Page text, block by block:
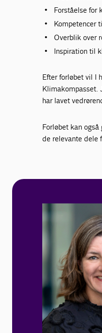
Forståelse for
Kompetencer
Overblik over
Inspiration til
Efter forløbet vil I
Klimakompasset.
har lavet
Forløbet kan
de relevante dele